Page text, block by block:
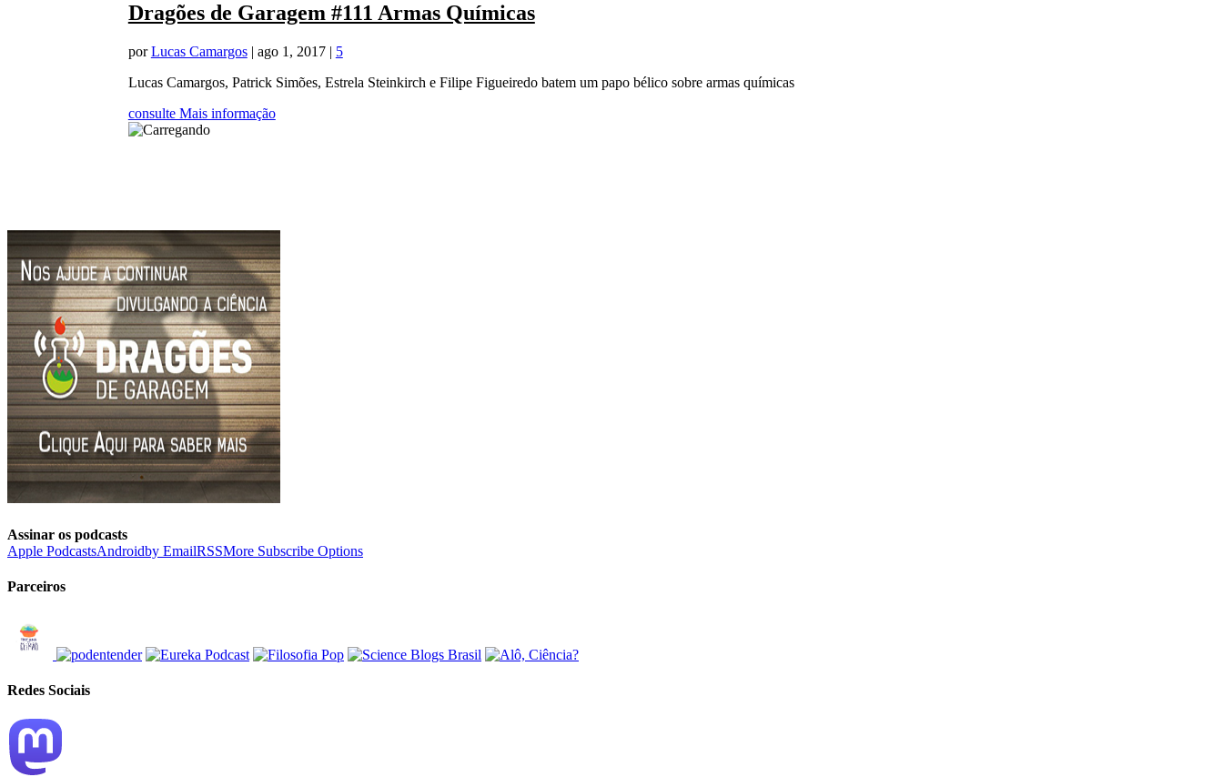
Dragões de Garagem #111 Armas Químicas
porLucas Camargos| ago 1, 2017| 5
Lucas Camargos, Patrick Simões, Estrela Steinkirch e Filipe Figueiredo batem um papo bélico sobre armas químicas
consulte Mais informação
Assinar os podcasts
Apple PodcastsAndroidby EmailRSSMore Subscribe Options
Parceiros
Redes Sociais